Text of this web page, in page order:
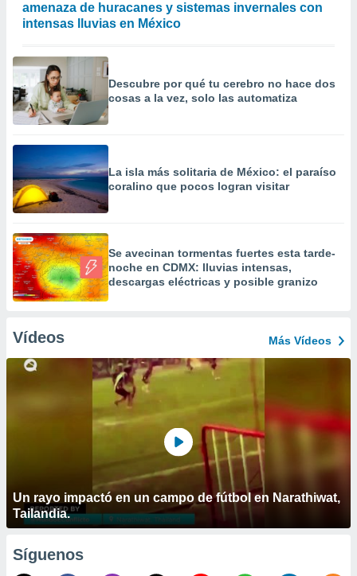
amenaza de huracanes y sistemas invernales con
intensas lluvias en México
Descubre por qué tu cerebro no hace dos
cosas a la vez, solo las automatiza
La isla más solitaria de México: el paraíso
coralino que pocos logran visitar
Se avecinan tormentas fuertes esta tarde-
noche en CDMX: lluvias intensas,
descargas eléctricas y posible granizo
Vídeos Más Vídeos
Un rayo impactó en un campo de fútbol en Narathiwat,
Tailandia.
Síguenos